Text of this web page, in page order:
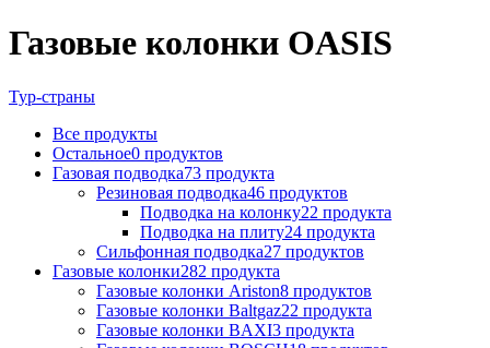
Газовые колонки OASIS
Тур-страны
Все продукты
Остальное0 продуктов
Газовая подводка73 продукта
Резиновая подводка46 продуктов
Подводка на колонку22 продукта
Подводка на плиту24 продукта
Сильфонная подводка27 продуктов
Газовые колонки282 продукта
Газовые колонки Ariston8 продуктов
Газовые колонки Baltgaz22 продукта
Газовые колонки BAXI3 продукта